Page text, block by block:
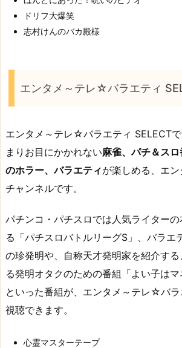
ドリフ大爆笑
志村けんのバカ殿様
エンタメ～テレ☆バラエティ
エンタメ～テレ☆バラエティ SELECT
まりお目にかかれない麻雀、パチ＆ス
のホラー、バラエティが楽しめる、エ
チャンネルです。
パチンコ・パチスロでは人気ライター
る「パチスロバトルリーグS」、バラエ
の珍発明や、自称天才発明家を紹介す
る発明オタクのための番組「よい子はマ
といった番組が、エンタメ～テレ☆バ
視聴できます。
心霊マスターテープ